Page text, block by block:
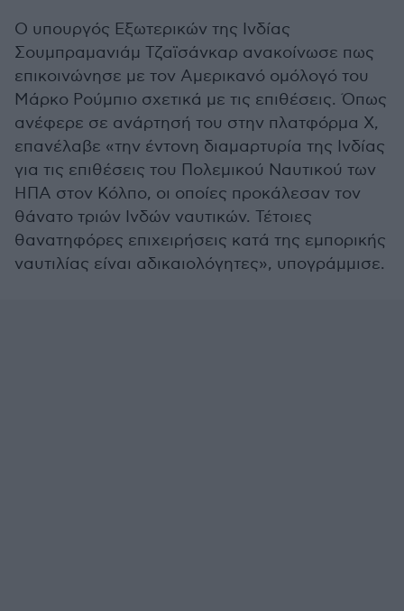
Ο υπουργός Εξωτερικών της Ινδίας
Σουμπραμανιάμ Τζαϊσάνκαρ ανακοίνωσε πως
επικοινώνησε με τον Αμερικανό ομόλογό του
Μάρκο Ρούμπιο σχετικά με τις επιθέσεις. Όπως
ανέφερε σε ανάρτησή του στην πλατφόρμα Χ,
επανέλαβε «την έντονη διαμαρτυρία της Ινδίας
για τις επιθέσεις του Πολεμικού Ναυτικού των
ΗΠΑ στον Κόλπο, οι οποίες προκάλεσαν τον
θάνατο τριών Ινδών ναυτικών. Τέτοιες
θανατηφόρες επιχειρήσεις κατά της εμπορικής
ναυτιλίας είναι αδικαιολόγητες», υπογράμμισε.